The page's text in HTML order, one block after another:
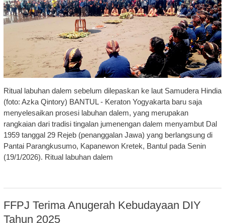
Ritual labuhan dalem sebelum dilepaskan ke laut Samudera Hindia
(foto: Azka Qintory) BANTUL - Keraton Yogyakarta baru saja
menyelesaikan prosesi labuhan dalem, yang merupakan
rangkaian dari tradisi tingalan jumenengan dalem menyambut Dal
1959 tanggal 29 Rejeb (penanggalan Jawa) yang berlangsung di
Pantai Parangkusumo, Kapanewon Kretek, Bantul pada Senin
(19/1/2026). Ritual labuhan dalem
FFPJ Terima Anugerah Kebudayaan DIY
Tahun 2025